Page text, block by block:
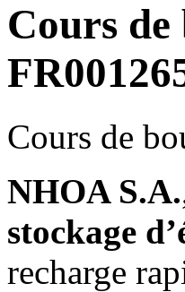
Cours
Cours de
NHOA S.A.
stockage
recharge